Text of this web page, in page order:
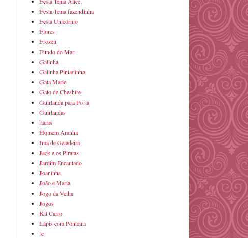
Festa Tema fazendinha
Festa Unicórnio
Flores
Frozen
Fundo do Mar
Galinha
Galinha Pintadinha
Gata Marie
Gato de Cheshire
Guirlanda para Porta
Guirlandas
haras
Homem Aranha
Imã de Geladeira
Jack e os Piratas
Jardim Encantado
Joaninha
João e Maria
Jogo da Velha
Jogos
Kit Carro
Lápis com Ponteira
le